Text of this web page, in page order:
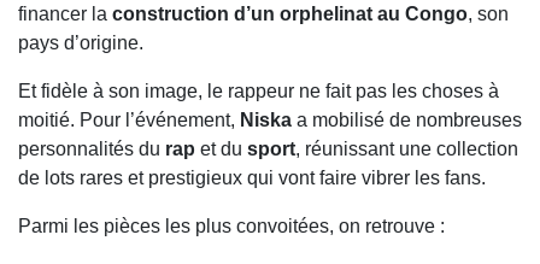
financer la construction d’un orphelinat au Congo, son
pays d’origine.
Et fidèle à son image, le rappeur ne fait pas les choses à
moitié. Pour l’événement, Niska a mobilisé de nombreuses
personnalités du rap et du sport, réunissant une collection
de lots rares et prestigieux qui vont faire vibrer les fans.
Parmi les pièces les plus convoitées, on retrouve :